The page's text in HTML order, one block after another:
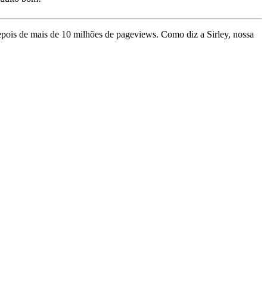
de mais de 10 milhões de pageviews. Como diz a Sirley, nossa